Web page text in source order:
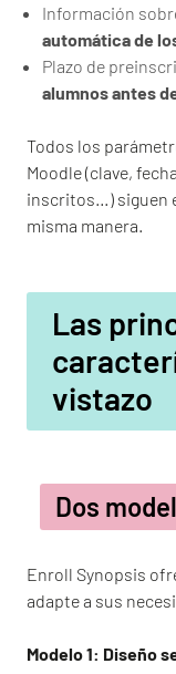
Información
automática de
Plazo de
alumnos antes
Todos los
Moodle (clave,
inscritos…) siguen
misma manera.
Las
vistazo
Dos
Enroll Synopsis
adapte a sus
Modelo 1: Diseño